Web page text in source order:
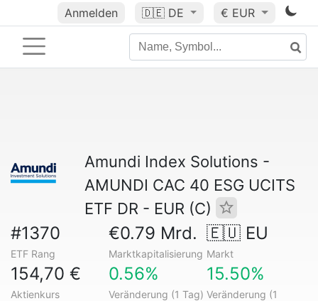
Anmelden 🇩🇪 DE € EUR
Amundi Index Solutions -
AMUNDI CAC 40 ESG UCITS
ETF DR - EUR (C)
#1370
ETF Rang
€0.79 Mrd.
Marktkapitalisierung
🇪🇺 EU
Markt
154,70 €
Aktienkurs
0.56%
Veränderung (1 Tag)
15.50%
Veränderung (1